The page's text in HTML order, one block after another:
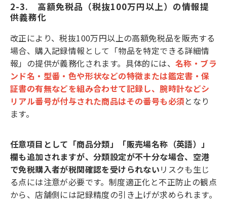
2-3.　高額免税品（税抜100万円以上）の情報提
供義務化
改正により、税抜100万円以上の高額免税品を販売する
場合、購入記録情報として「物品を特定できる詳細情
報」の提供が義務化されます。具体的には、 名称・ブラ
ンド名・型番・色や形状などの特徴または鑑定書・保
証書の有無などを組み合わせて記録し、腕時計などシ
リアル番号が付与された商品はその番号も必須となり
ます。
任意項目として「商品分類」「販売場名称（英語）」
欄も追加されますが、分類設定が不十分な場合、空港
で免税購入者が税関確認を受けられないリスクも生じ
る点には注意が必要です。制度適正化と不正防止の観点
から、店舗側には記録精度の引き上げが求められます。